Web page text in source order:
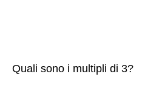
Quali sono i multipli di 3?